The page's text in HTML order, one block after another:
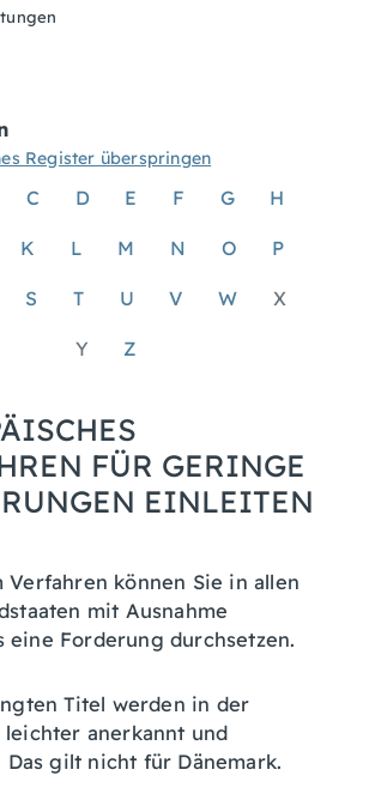
Register überspringen
C D E F G H
K L M N O P
S T U V W X
Y Z
FÜR GERINGE
EINLEITEN
Verfahren können Sie in allen
mit Ausnahme
eine Forderung durchsetzen.
Titel werden in der
leichter anerkannt und
Das gilt nicht für Dänemark.